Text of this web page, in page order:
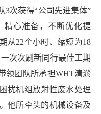
3次获得“公司先进集体”
精心准备，不断优化提
从22个小时、缩短为18
次次刷新同行最佳工期
领团队所承担WHT清淤
扰机组放射性废水处理
他所牵头的机械设备及